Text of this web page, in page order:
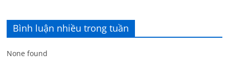
Bình luận nhiều trong tuần
None found